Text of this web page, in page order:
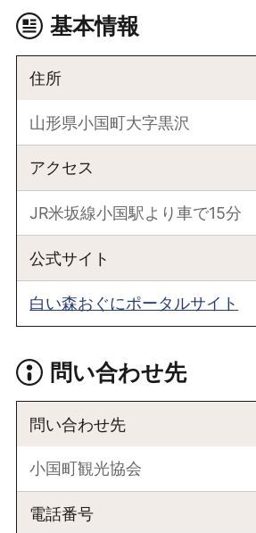
基本情報
住所
山形県小国町大字黒沢
アクセス
JR米坂線小国駅より車で15分
公式サイト
白い森おぐにポータルサイト
問い合わせ先
問い合わせ先
小国町観光協会
電話番号